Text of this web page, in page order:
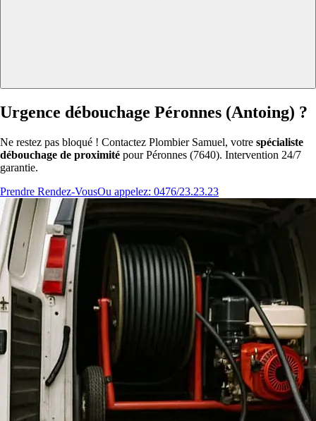
Urgence débouchage Péronnes (Antoing) ?
Ne restez pas bloqué ! Contactez Plombier Samuel, votre spécialiste
débouchage de proximité pour Péronnes (7640). Intervention 24/7
garantie.
Prendre Rendez-VousOu appelez: 0476/23.23.23